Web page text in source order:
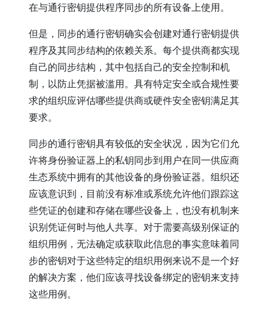
在与通行密钥提供程序同步的所有设备上使用。
但是，同步的通行密钥确实会创建对通行密钥提供
程序及其同步结构的依赖关系。每个提供商都实现
自己的同步结构，其中包括自己的安全控制和机
制，以防止凭据被滥用。具有特定安全或合规性要
求的组织应评估哪些提供商或硬件安全密钥满足其
要求。
同步的通行密钥具有较低的安全状况，因为它们允
许将身份验证器上的私钥同步到用户在同一供应商
生态系统中拥有的其他设备的身份验证器。组织还
应该意识到，目前没有标准或系统允许他们跟踪这
些凭证的创建和存储在哪些设备上，也没有机制来
识别凭证何时与他人共享。对于需要高级别保证的
组织用例，无法确定或获取此信息的事实意味着同
步的密钥对于这些特定的组织用例来说不是一个好
的解决方案，他们应该寻找设备绑定的密钥来支持
这些用例。